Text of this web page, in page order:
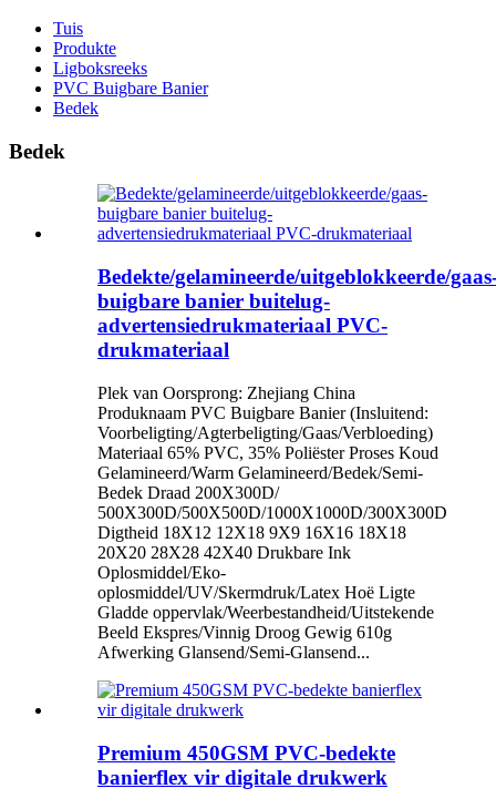
Tuis
Produkte
Ligboksreeks
PVC Buigbare Banier
Bedek
Bedek
Bedekte/gelamineerde/uitgeblokkeerde/
buigbare banier buitelug-
advertensiedrukmateriaal PVC-
drukmateriaal
Plek van Oorsprong: Zhejiang China
Produknaam PVC Buigbare Banier (Insluitend:
Voorbeligting/Agterbeligting/Gaas/Verbloeding)
Materiaal 65% PVC, 35% Poliëster Proses Koud
Gelamineerd/Warm Gelamineerd/Bedek/Semi-
Bedek Draad 200X300D/
500X300D/500X500D/1000X1000D/300X300D
Digtheid 18X12 12X18 9X9 16X16 18X18
20X20 28X28 42X40 Drukbare Ink
Oplosmiddel/Eko-
oplosmiddel/UV/Skermdruk/Latex Hoë Ligte
Gladde oppervlak/Weerbestandheid/Uitstekende
Beeld Ekspres/Vinnig Droog Gewig 610g
Afwerking Glansend/Semi-Glansend...
Premium 450GSM PVC-bedekte
banierflex vir digitale drukwerk